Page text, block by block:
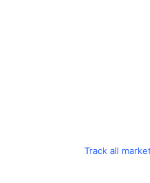
Track all